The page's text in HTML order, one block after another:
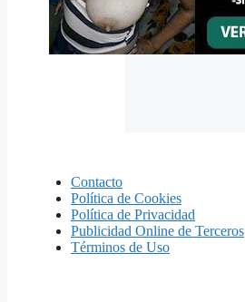
Contacto
Política de Cookies
Política de Privacidad
Publicidad Online de Terceros
Términos de Uso